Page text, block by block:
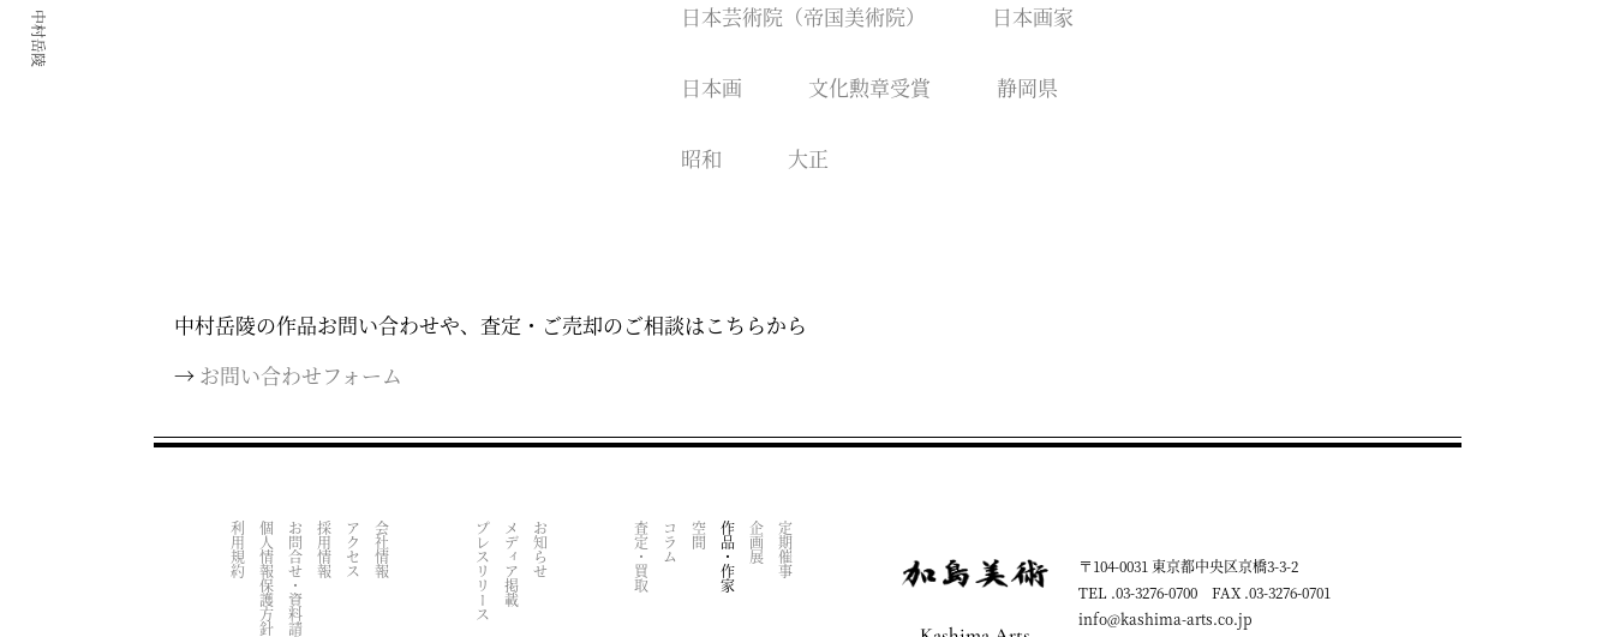
中村岳陵 日本芸術院（帝国美術院） 日本画家
日本画 文化勲章受賞 静岡県
昭和 大正
中村岳陵の作品お問い合わせや、査定・ご売却のご相談はこちらから
→ お問い合わせフォーム
定期催事
企画展
作品・作家
空間
コラム
査定・買取
お知らせ
メディア掲載
プレスリリース
会社情報
アクセス
採用情報
お問合せ・資料請求
個人情報保護方針
利用規約
〒104-0031 東京都中央区京橋3-3-2
TEL .03-3276-0700 FAX .03-3276-0701
info@kashima-arts.co.jp